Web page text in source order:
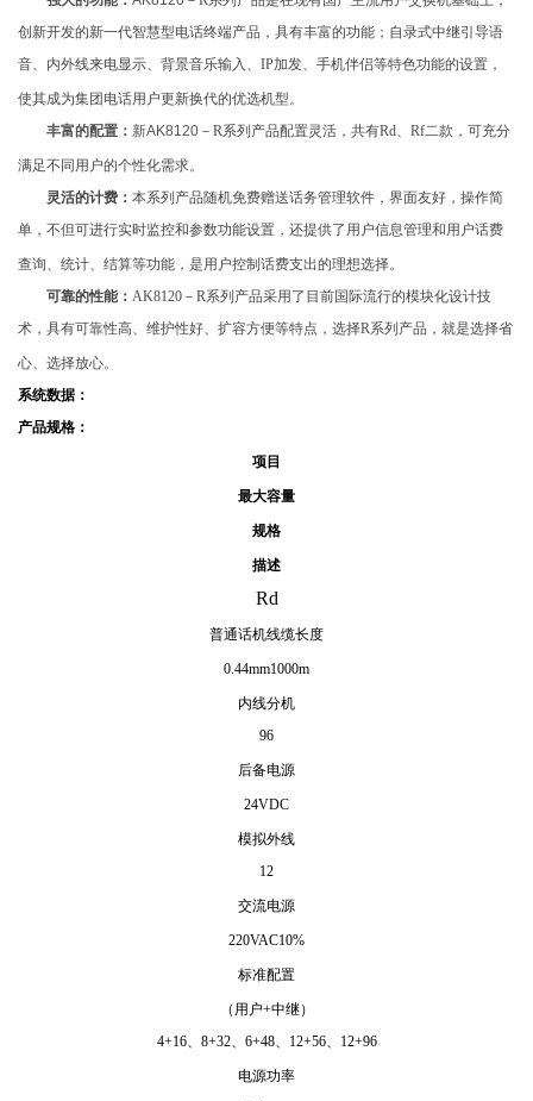
创新开发的新一代智慧型电话终端产品，具有丰富的功能；自录式中继引导语
音、内外线来电显示、背景音乐输入、 IP加发、手机伴侣等特色功能的设置，
使其成为集团电话用户更新换代的优选机型。
丰富的配置： 新AK8120 －R系列产品配置灵活，共有Rd、Rf二款 ，可充分
满足不同用户的个性化需求。
灵活的计费：本系列产品随机免费赠送话务管理软件，界面友好，操作简
单，不但可进行实时监控和参数功能设置，还提供了用户信息管理和用户话费
查询、统计、结算等功能，是用户控制话费支出的理想选择。
可靠的性能：AK8120 －R系列产品采用了目前国际流行的模块化设计技
术，具有可靠性高、维护性好、扩容方便等特点，选择R系列产品，就是选择省
心、选择放心。
系统数据：
产品规格：
项目
最大容量
规格
描述
Rd
普通话机线缆长度
0.44mm1000m
内线分机
96
后备电源
24VDC
模拟外线
12
交流电源
220VAC10%
标准配置
（用户+中继）
4+16、 8+32、 6+48、12+56、12+96
电源功率